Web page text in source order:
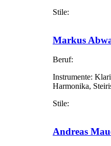
Stile:
Markus
Beruf:
Instrumente:
Harmonika,
Stile:
Andreas